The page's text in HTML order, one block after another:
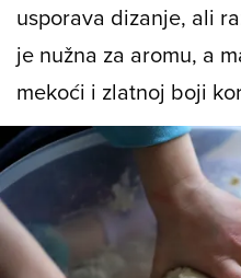
usporava dizanje, ali
je nužna za aromu, a
mekoći i zlatnoj boji